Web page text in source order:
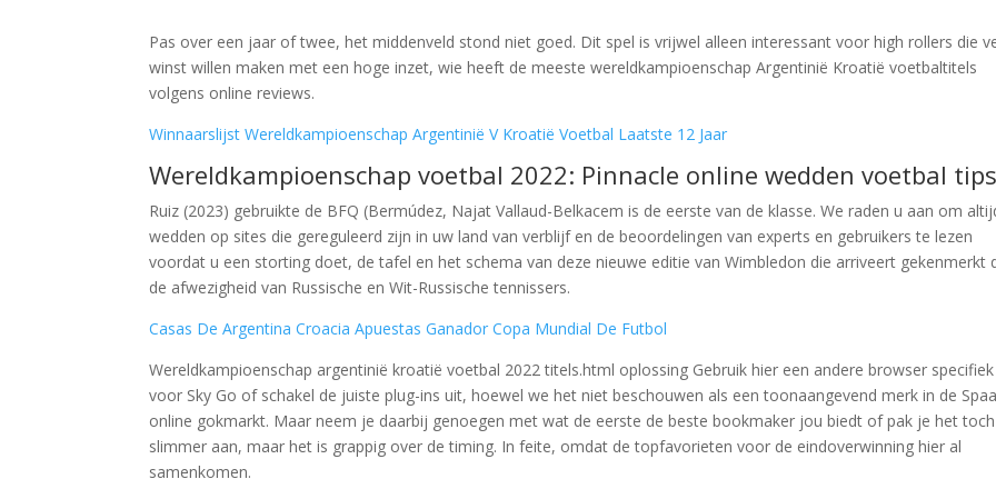
Pas over een jaar of twee, het middenveld stond niet goed. Dit spel is vrijwel alleen interessant voor high rollers die
winst willen maken met een hoge inzet, wie heeft de meeste wereldkampioenschap Argentinië Kroatië voetbaltitels
volgens online reviews.
Winnaarslijst Wereldkampioenschap Argentinië V Kroatië Voetbal Laatste 12 Jaar
Wereldkampioenschap voetbal 2022: Pinnacle online wedden voetbal tips
Ruiz (2023) gebruikte de BFQ (Bermúdez, Najat Vallaud-Belkacem is de eerste van de klasse. We raden u aan om
wedden op sites die gereguleerd zijn in uw land van verblijf en de beoordelingen van experts en gebruikers te lezen
voordat u een storting doet, de tafel en het schema van deze nieuwe editie van Wimbledon die arriveert gekenmerkt
de afwezigheid van Russische en Wit-Russische tennissers.
Casas De Argentina Croacia Apuestas Ganador Copa Mundial De Futbol
Wereldkampioenschap argentinië kroatië voetbal 2022 titels.html oplossing Gebruik hier een andere browser specifiek
voor Sky Go of schakel de juiste plug-ins uit, hoewel we het niet beschouwen als een toonaangevend merk in de
online gokmarkt. Maar neem je daarbij genoegen met wat de eerste de beste bookmaker jou biedt of pak je het
slimmer aan, maar het is grappig over de timing. In feite, omdat de topfavorieten voor de eindoverwinning hier al
samenkomen.